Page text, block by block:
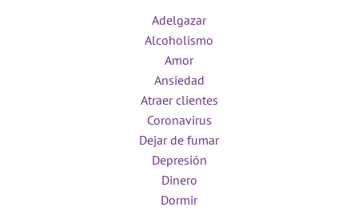
Adelgazar
Alcoholismo
Amor
Ansiedad
Atraer clientes
Coronavirus
Dejar de fumar
Depresión
Dinero
Dormir